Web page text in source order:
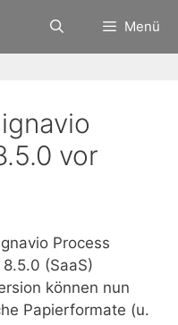
Menü
vor
Process
(SaaS)
können nun
Papier­formate (u.